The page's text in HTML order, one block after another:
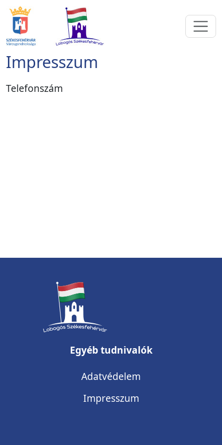
Impresszum
Telefonszám
Egyéb tudnivalók
Adatvédelem
Impresszum(current)